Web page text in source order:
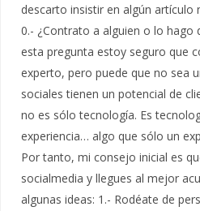
descarto insistir en algún artículo
0.- ¿Contrato a alguien o lo hago
esta pregunta estoy seguro que
experto, pero puede que no sea
sociales tienen un potencial de
no es sólo tecnología. Es
experiencia… algo que sólo un
Por tanto, mi consejo inicial es
socialmedia y llegues al mejor
algunas ideas: 1.- Rodéate de